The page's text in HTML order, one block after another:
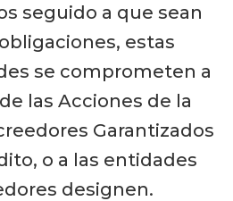
seguido a que sean
estas
se comprometen a
las Acciones de la
Garantizados
o a las entidades
designen.